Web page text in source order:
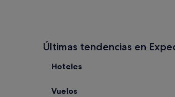
Últimas tendencias en
Hoteles
Vuelos